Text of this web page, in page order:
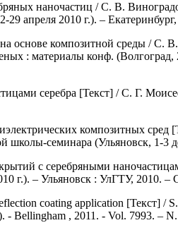
наночастиц / С. В.
апреля 2010 г.). –
основе композитной среды /
: материалы конф.
серебра [Текст] / С. Г.
композитных
семинара (Ульяновск, 1-3
с серебряными
г.). – Ульяновск : УлГТУ, 2010. –
coating application [Текст] /
Bellingham , 2011. - Vol. 7993. –